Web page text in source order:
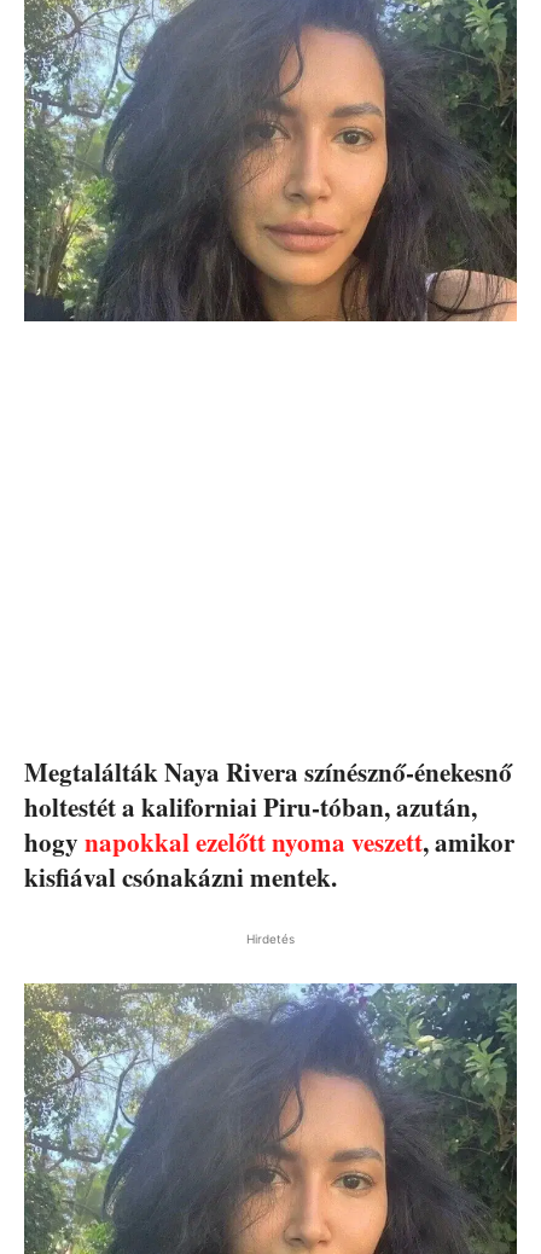
Megtalálták Naya Rivera színésznő-énekesnő
holtestét a kaliforniai Piru-tóban, azután,
hogy napokkal ezelőtt nyoma veszett, amikor
kisfiával csónakázni mentek.
Hirdetés